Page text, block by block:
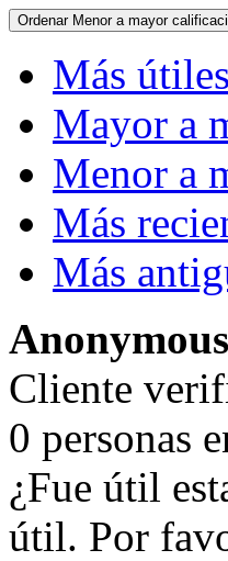
Ordenar Menor a mayor
Más útiles
Mayor a
Menor a
Más
Más
Anonymous
Cliente
0 personas
¿Fue útil
útil. Por